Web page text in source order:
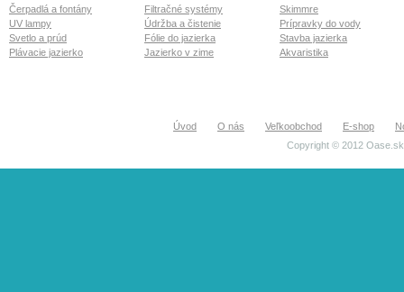
Čerpadlá a fontány
Filtračné systémy
Skimmre
UV lampy
Údržba a čistenie
Prípravky do vody
Svetlo a prúd
Fólie do jazierka
Stavba jazierka
Plávacie jazierko
Jazierko v zime Akvaristika
Úvod O nás Veľkoobchod E-shop
Copyright © 2012